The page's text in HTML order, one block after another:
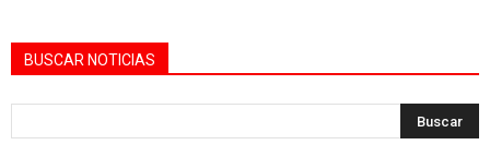
BUSCAR NOTICIAS